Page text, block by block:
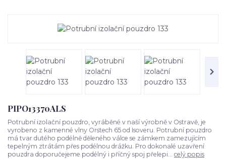
PIPO13370ALS
Potrubní izolační pouzdro, vyráběné v naší výrobně v Ostravě, je
vyrobeno z kamenné vlny Orstech 65 od Isoveru. Potrubní pouzdro
má tvar dutého podélně děleného válce se zámkem zamezujícím
tepelným ztrátám přes podélnou drážku. Pro dokonalé uzavření
pouzdra doporučejeme podélný i příčný spoj přelepi... celý popis